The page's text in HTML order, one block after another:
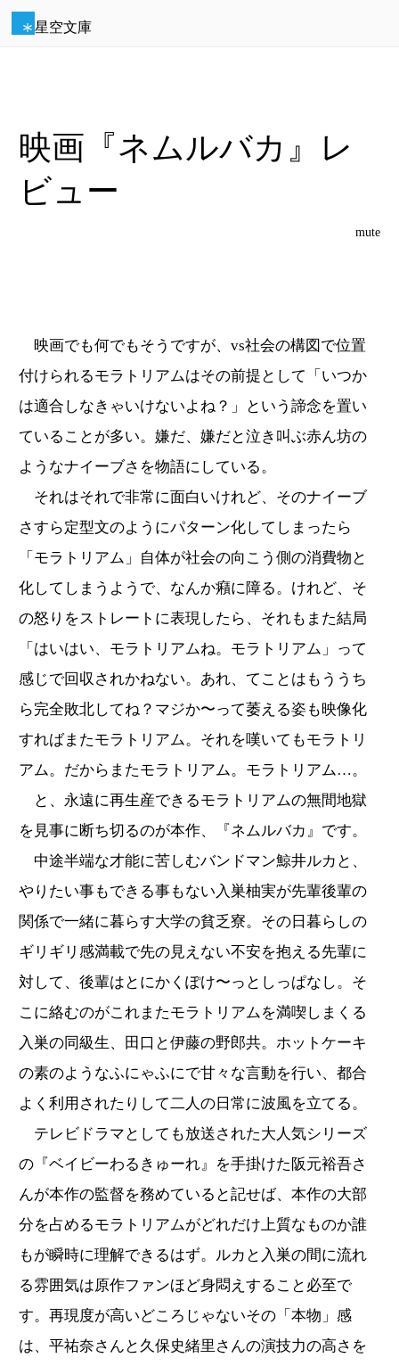
星空文庫
映画『ネムルバカ』レ
ビュー
mute
映画でも何でもそうですが、vs社会の構図で位置
付けられるモラトリアムはその前提として「いつか
は適合しなきゃいけないよね？」という諦念を置い
ていることが多い。嫌だ、嫌だと泣き叫ぶ赤ん坊の
ようなナイーブさを物語にしている。
それはそれで非常に面白いけれど、そのナイーブ
さすら定型文のようにパターン化してしまったら
「モラトリアム」自体が社会の向こう側の消費物と
化してしまうようで、なんか癪に障る。けれど、そ
の怒りをストレートに表現したら、それもまた結局
「はいはい、モラトリアムね。モラトリアム」って
感じで回収されかねない。あれ、てことはもううち
ら完全敗北してね？マジか〜って萎える姿も映像化
すればまたモラトリアム。それを嘆いてもモラトリ
アム。だからまたモラトリアム。モラトリアム…。
と、永遠に再生産できるモラトリアムの無間地獄
を見事に断ち切るのが本作、『ネムルバカ』です。
中途半端な才能に苦しむバンドマン鯨井ルカと、
やりたい事もできる事もない入巣柚実が先輩後輩の
関係で一緒に暮らす大学の貧乏寮。その日暮らしの
ギリギリ感満載で先の見えない不安を抱える先輩に
対して、後輩はとにかくぽけ〜っとしっぱなし。そ
こに絡むのがこれまたモラトリアムを満喫しまくる
入巣の同級生、田口と伊藤の野郎共。ホットケーキ
の素のようなふにゃふにで甘々な言動を行い、都合
よく利用されたりして二人の日常に波風を立てる。
テレビドラマとしても放送された大人気シリーズ
の『ベイビーわるきゅーれ』を手掛けた阪元裕吾さ
んが本作の監督を務めていると記せば、本作の大部
分を占めるモラトリアムがどれだけ上質なものか誰
もが瞬時に理解できるはず。ルカと入巣の間に流れ
る雰囲気は原作ファンほど身悶えすること必至で
す。再現度が高いどころじゃないその「本物」感
は、平祐奈さんと久保史緒里さんの演技力の高さを